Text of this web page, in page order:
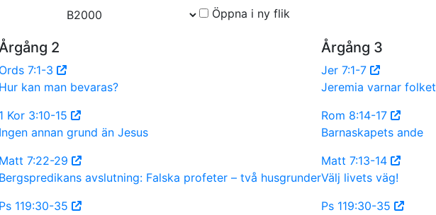
Öppna i ny flik
Årgång 2
Ords 7:1-3
Hur kan man bevaras?
1 Kor 3:10-15
Ingen annan grund än Jesus
Matt 7:22-29
Bergspredikans avslutning: Falska profeter – två husgrunder
Ps 119:30-35
Årgång 3
Jer 7:1-7
Jeremia varnar folket
Rom 8:14-17
Barnaskapets ande
Matt 7:13-14
Välj livets väg!
Ps 119:30-35